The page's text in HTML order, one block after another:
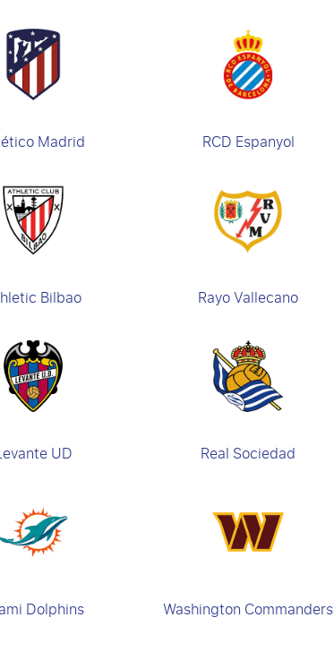
Madrid RCD Espanyol
Bilbao Rayo Vallecano
UD Real Sociedad
Dolphins Washington Commanders